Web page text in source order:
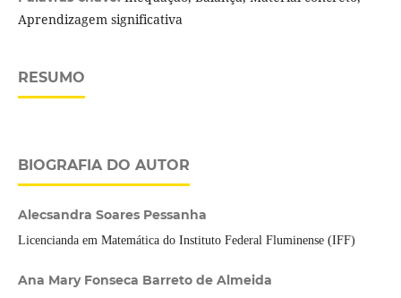
Aprendizagem significativa
RESUMO
BIOGRAFIA DO AUTOR
Alecsandra Soares Pessanha
Licencianda em Matemática do Instituto Federal Fluminense (IFF)
Ana Mary Fonseca Barreto de Almeida